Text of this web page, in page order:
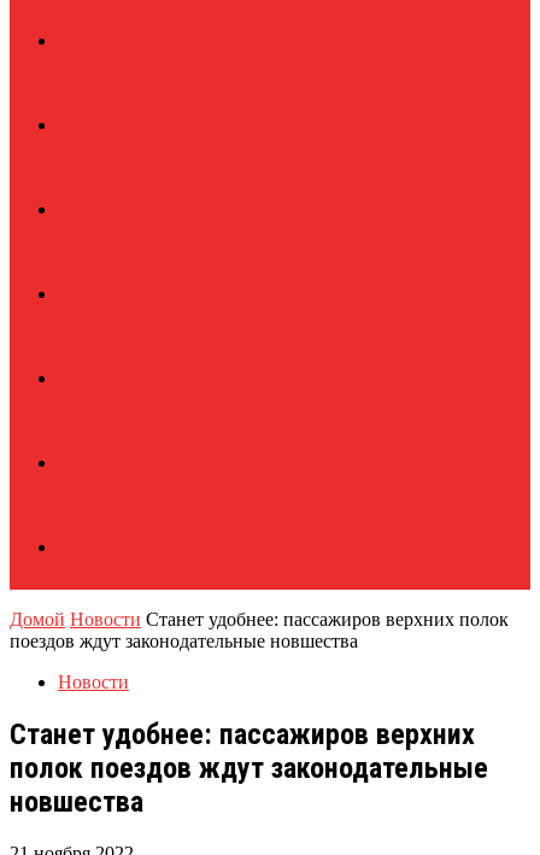
Домой Новости Станет удобнее: пассажиров верхних полок
поездов ждут законодательные новшества
Новости
Станет удобнее: пассажиров верхних
полок поездов ждут законодательные
новшества